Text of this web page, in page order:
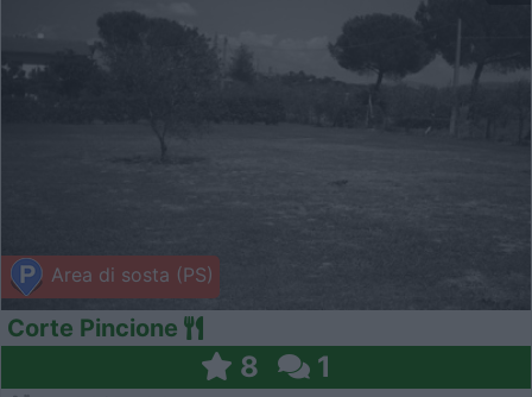
Area di sosta (PS)
Corte Pincione
8 1